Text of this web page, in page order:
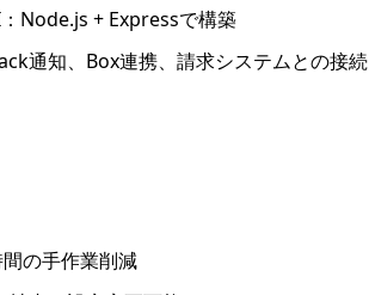
Node.js + Expressで構築
通知、Box連携、請求システムとの接続
の手作業削減